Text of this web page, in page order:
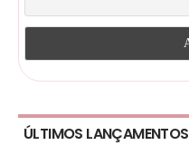
ÚLTIMOS LANÇAMENTOS